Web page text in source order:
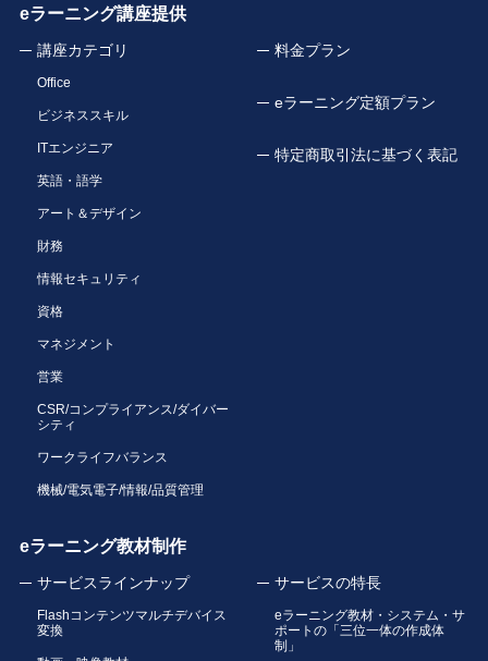
eラーニング講座提供
講座カテゴリ
Office
ビジネススキル
ITエンジニア
英語・語学
アート＆デザイン
財務
情報セキュリティ
資格
マネジメント
営業
CSR/コンプライアンス/ダイバー
シティ
ワークライフバランス
機械/電気電子/情報/品質管理
料金プラン
eラーニング定額プラン
特定商取引法に基づく表記
eラーニング教材制作
サービスラインナップ
Flashコンテンツマルチデバイス
変換
サービスの特長
eラーニング教材・システム・サ
ポートの「三位一体の作成体
制」